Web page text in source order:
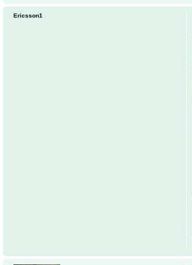
Ericsson1